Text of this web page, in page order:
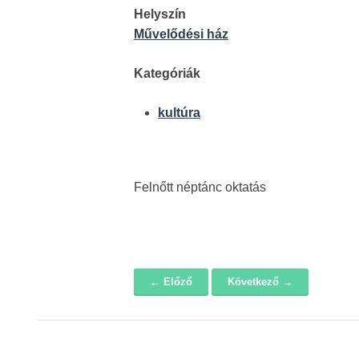
Helyszín
Művelődési ház
Kategóriák
kultúra
Felnőtt néptánc oktatás
← Előző Következő →